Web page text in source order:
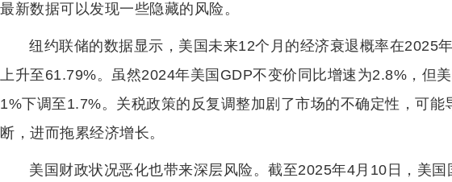
最新数据可以发现一些隐藏的风险。
纽约联储的数据显示，美国未来12个月的经济衰退概率在2025
上升至61.79%。虽然2024年美国GDP不变价同比增速为2.8%，但
1%下调至1.7%。关税政策的反复调整加剧了市场的不确定性，可能
断，进而拖累经济增长。
美国财政状况恶化也带来深层风险。截至2025年4月10日，美